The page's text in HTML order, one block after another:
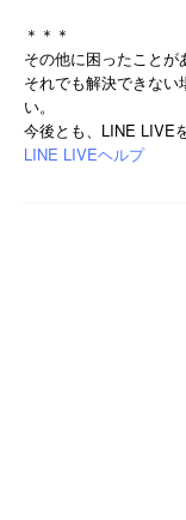
＊＊＊
その他に困ったことが
それでも解決できな
い。
今後とも、LINE LIVE
LINE LIVEヘルプ